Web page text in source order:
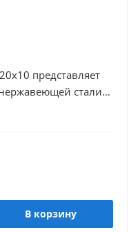
представляет
стали
для соединения
элементов
диаметра.
предоставления
по электронной
В корзину